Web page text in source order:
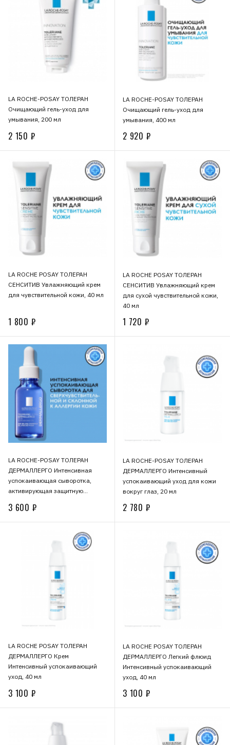
LA ROCHE-POSAY ТОЛЕРАН
Очищающий гель-уход для
умывания, 200 мл
2 150 ₽
LA ROCHE-POSAY ТОЛЕРАН
Очищающий гель-уход для
умывания, 400 мл
2 920 ₽
LA ROCHE POSAY ТОЛЕРАН
СЕНСИТИВ Увлажняющий крем
для чувствительной кожи, 40 мл
1 800 ₽
LA ROCHE POSAY ТОЛЕРАН
СЕНСИТИВ Увлажняющий крем
для сухой чувствительной кожи,
40 мл
1 720 ₽
LA ROCHE-POSAY ТОЛЕРАН
ДЕРМАЛЛЕРГО Интенсивная
успокаивающая сыворотка,
активирующая защитную
области вокруг глаз, 30 мл
3 600 ₽
LA ROCHE-POSAY ТОЛЕРАН
ДЕРМАЛЛЕРГО Интенсивный
успокаивающий уход для кожи
вокруг глаз, 20 мл
2 780 ₽
LA ROCHE POSAY ТОЛЕРАН
ДЕРМАЛЛЕРГО Крем
Интенсивный успокаивающий
уход, 40 мл
3 100 ₽
LA ROCHE POSAY ТОЛЕРАН
ДЕРМАЛЛЕРГО Легкий флюид
Интенсивный успокаивающий
уход, 40 мл
3 100 ₽